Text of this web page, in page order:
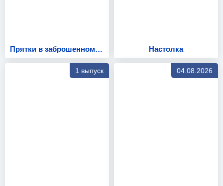
Прятки в заброшенном детском лагере Настолка
1 выпуск 04.08.2026